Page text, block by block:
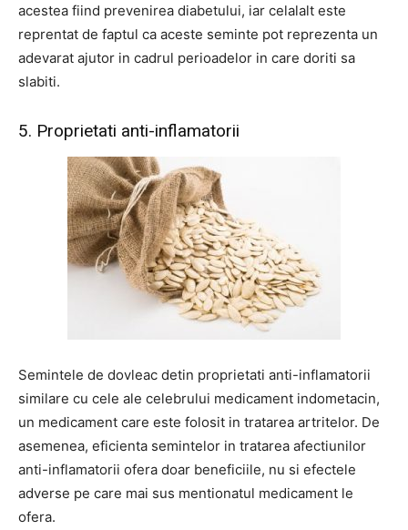
acestea fiind prevenirea diabetului, iar celalalt este
reprentat de faptul ca aceste seminte pot reprezenta un
adevarat ajutor in cadrul perioadelor in care doriti sa
slabiti.
5. Proprietati anti-inflamatorii
Semintele de dovleac detin proprietati anti-inflamatorii
similare cu cele ale celebrului medicament indometacin,
un medicament care este folosit in tratarea artritelor. De
asemenea, eficienta semintelor in tratarea afectiunilor
anti-inflamatorii ofera doar beneficiile, nu si efectele
adverse pe care mai sus mentionatul medicament le
ofera.